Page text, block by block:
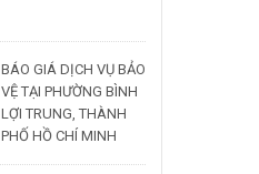
BÁO GIÁ DỊCH VỤ BẢO
VỆ TẠI PHƯỜNG BÌNH
LỢI TRUNG, THÀNH
PHỐ HỒ CHÍ MINH